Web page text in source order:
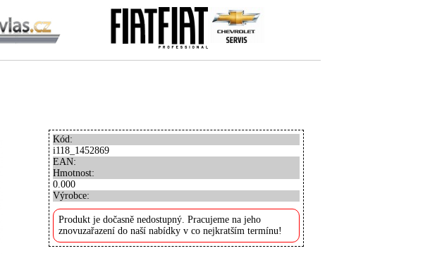
Kód:
i118_1452869
EAN:
Hmotnost:
0.000
Výrobce:
Produkt je dočasně nedostupný. Pracujeme na jeho
znovuzařazení do naší nabídky v co nejkratším termínu!